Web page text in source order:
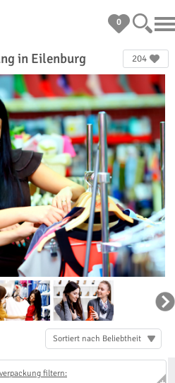
0
in Eilenburg 204
Sortiert nach Beliebtheit
filtern: